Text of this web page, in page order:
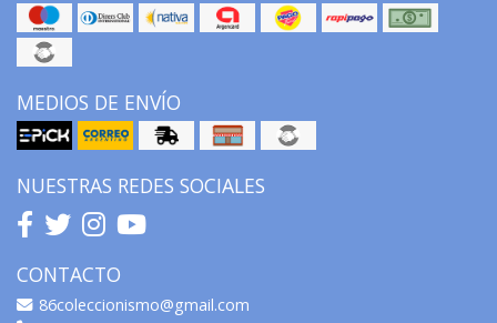
MEDIOS DE ENVÍO
NUESTRAS REDES SOCIALES
CONTACTO
86coleccionismo@gmail.com